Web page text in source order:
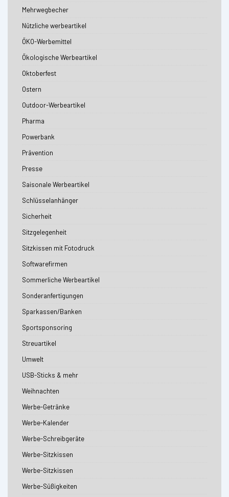
Mehrwegbecher
Nützliche werbeartikel
ÖKO-Werbemittel
Ökologische Werbeartikel
Oktoberfest
Ostern
Outdoor-Werbeartikel
Pharma
Powerbank
Prävention
Presse
Saisonale Werbeartikel
Schlüsselanhänger
Sicherheit
Sitzgelegenheit
Sitzkissen mit Fotodruck
Softwarefirmen
Sommerliche Werbeartikel
Sonderanfertigungen
Sparkassen/Banken
Sportsponsoring
Streuartikel
Umwelt
USB-Sticks & mehr
Weihnachten
Werbe-Getränke
Werbe-Kalender
Werbe-Schreibgeräte
Werbe-Sitzkissen
Werbe-Sitzkissen
Werbe-Süßigkeiten